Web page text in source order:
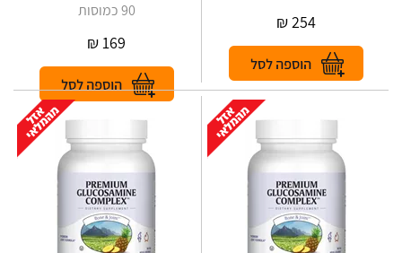
254
₪
90 כמוסות
169
₪